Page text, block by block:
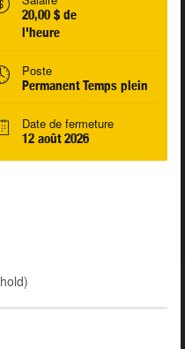
20,00 $ de
l'heure
Poste
Permanent Temps plein
Date de fermeture
12 août 2026